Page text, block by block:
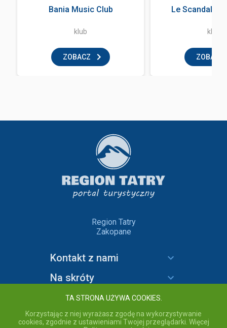
Bania Music Club
klub
ZOBACZ
Le Scandale
klub
ZOBACZ
Region Tatry
Zakopane
Kontakt z nami
Na skróty
Informacje
TA STRONA UŻYWA COOKIES.
Korzystając z niej wyrażasz zgodę na wykorzystywanie
cookies, zgodnie z ustawieniami Twojej przeglądarki. Więcej